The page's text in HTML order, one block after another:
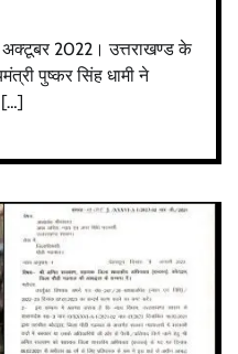
2022। उत्तराखण्ड के
पुष्कर सिंह धामी ने